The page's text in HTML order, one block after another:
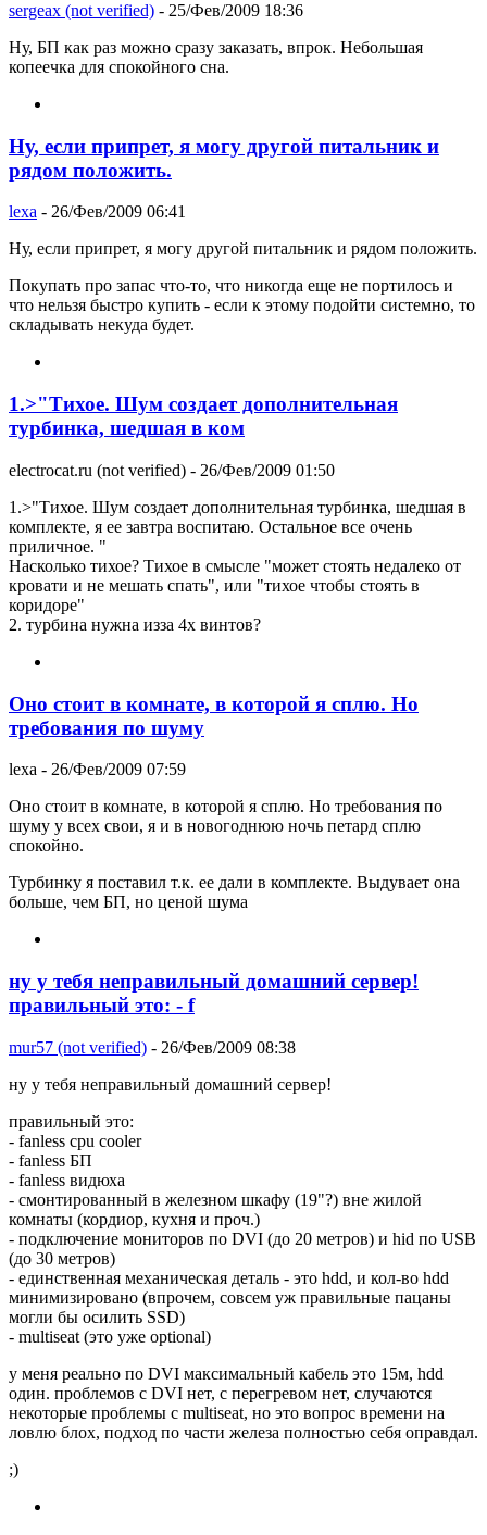
sergeax (not verified) - 25/Фев/2009 18:36
Ну, БП как раз можно сразу заказать, впрок. Небольшая
копеечка для спокойного сна.
Ну, если припрет, я могу другой питальник и
рядом положить.
lexa - 26/Фев/2009 06:41
Ну, если припрет, я могу другой питальник и рядом положить.
Покупать про запас что-то, что никогда еще не портилось и
что нельзя быстро купить - если к этому подойти системно, то
складывать некуда будет.
1.>"Тихое. Шум создает дополнительная
турбинка, шедшая в ком
electrocat.ru (not verified) - 26/Фев/2009 01:50
1.>"Тихое. Шум создает дополнительная турбинка, шедшая в
комплекте, я ее завтра воспитаю. Остальное все очень
приличное. "
Насколько тихое? Тихое в смысле "может стоять недалеко от
кровати и не мешать спать", или "тихое чтобы стоять в
коридоре"
2. турбина нужна изза 4х винтов?
Оно стоит в комнате, в которой я сплю. Но
требования по шуму
lexa - 26/Фев/2009 07:59
Оно стоит в комнате, в которой я сплю. Но требования по
шуму у всех свои, я и в новогоднюю ночь петард сплю
спокойно.
Турбинку я поставил т.к. ее дали в комплекте. Выдувает она
больше, чем БП, но ценой шума
ну у тебя неправильный домашний сервер!
правильный это: - f
mur57 (not verified) - 26/Фев/2009 08:38
ну у тебя неправильный домашний сервер!
правильный это:
- fanless cpu cooler
- fanless БП
- fanless видюха
- смонтированный в железном шкафу (19"?) вне жилой
комнаты (кордиор, кухня и проч.)
- подключение мониторов по DVI (до 20 метров) и hid по USB
(до 30 метров)
- единственная механическая деталь - это hdd, и кол-во hdd
минимизировано (впрочем, совсем уж правильные пацаны
могли бы осилить SSD)
- multiseat (это уже optional)
у меня реально по DVI максимальный кабель это 15м, hdd
один. проблемов с DVI нет, с перегревом нет, случаются
некоторые проблемы с multiseat, но это вопрос времени на
ловлю блох, подход по части железа полностью себя оправдал.
;)